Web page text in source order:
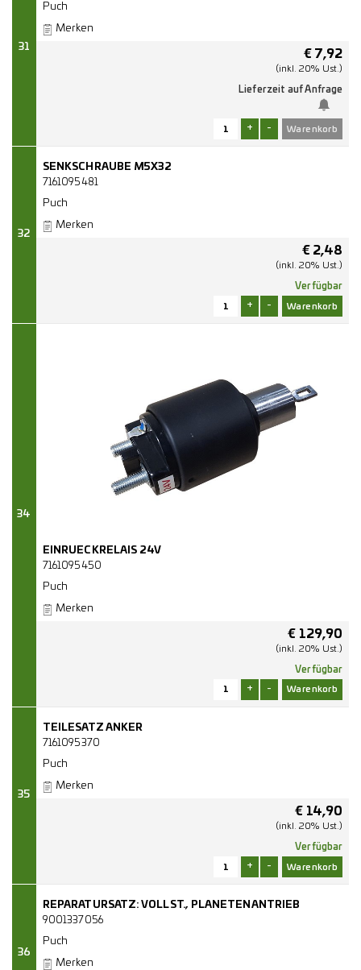
31
Puch
Merken
€ 7,92
(inkl. 20% Ust.)
Lieferzeit auf Anfrage
+ -
32
SENKSCHRAUBE M5X32
7161095481
Puch
Merken
€ 2,48
(inkl. 20% Ust.)
Verfügbar
+ -
34
EINRUECKRELAIS 24V
7161095450
Puch
Merken
€ 129,90
(inkl. 20% Ust.)
Verfügbar
+ -
35
TEILESATZ ANKER
7161095370
Puch
Merken
€ 14,90
(inkl. 20% Ust.)
Verfügbar
+ -
36
REPARATURSATZ: VOLLST., PLANETENANTRIEB
9001337056
Puch
Merken